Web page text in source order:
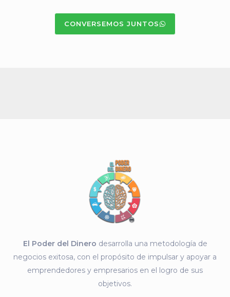
CONVERSEMOS JUNTOS
El Poder del Dinero desarrolla una metodología de
negocios exitosa, con el propósito de impulsar y apoyar a
emprendedores y empresarios en el logro de sus
objetivos.